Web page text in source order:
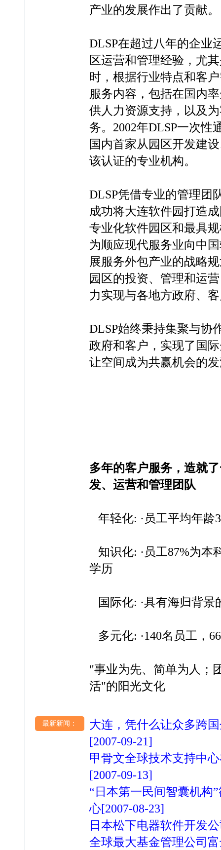
产业的发展作出了贡献。
DLSP在超过八年的企业
区运营和管理经验，尤
时，根据行业特点和客
服务内容，包括在国内
供人力资源支持，以及
务。2002年DLSP一次性
国内首家从园区开发建
该认证的专业机构。
DLSP凭借专业的管理团
成功将大连软件园打造
专业化软件园区和最具
为顺应现代服务业向中
展服务外包产业的战略
园区的投资、管理和运
力实现与各地方政府、
DLSP始终秉持集聚与协
政府和客户，实现了国
让空间成为共赢机会的
多年的客户服务，造就
发、运营和管理团队
年轻化: ·员工平均年龄
知识化: ·员工87%为本
学历
国际化: ·具有海归背景
多元化: ·140名员工，
"事业为先、简单为人；
活"的阳光文化
最新新闻：
大连，凭什么让众多跨
[2007-09-21]
甲骨文全球技术支持中
[2007-09-13]
“日本第一民间智囊机构
心[2007-08-23]
日本松下电器软件开发
全球最大基金管理公司